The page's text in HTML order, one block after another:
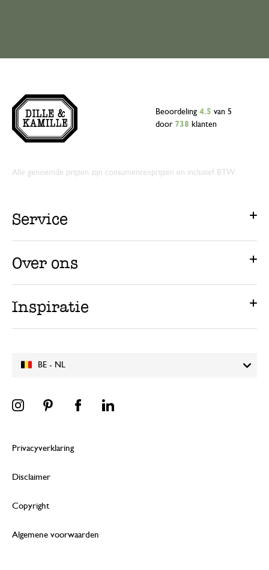
BE - NL
Beoordeling 4.5 van 5
door 738 klanten
Alle genoemde prijzen zijn consumentenprijzen en inclusief BTW.
Service
Over ons
Inspiratie
Privacyverklaring
Disclaimer
Copyright
Algemene voorwaarden